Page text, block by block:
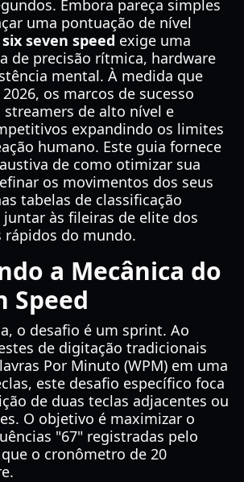
Embora pareça simples
uma pontuação de nível
six seven speed exige uma
de precisão rítmica, hardware
mental. À medida que
os marcos de sucesso
de alto nível e
expandindo os limites
humano. Este guia fornece
de como otimizar sua
os movimentos dos seus
tabelas de classificação
juntar às fileiras de elite dos
rápidos do mundo.
a Mecânica do
Speed
o desafio é um sprint. Ao
de digitação tradicionais
Por Minuto (WPM) em uma
este desafio específico foca
de duas teclas adjacentes ou
O objetivo é maximizar o
"67" registradas pelo
o cronômetro de 20